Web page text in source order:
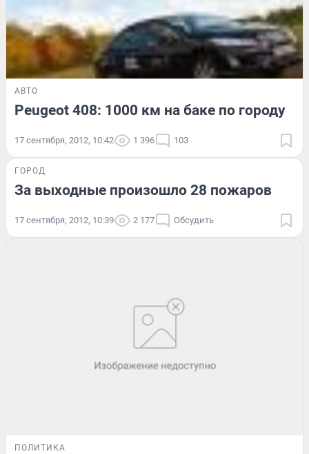
АВТО
Peugeot 408: 1000 км на баке по городу
17 сентября, 2012, 10:42 1 396 103
ГОРОД
За выходные произошло 28 пожаров
17 сентября, 2012, 10:39 2 177 Обсудить
ПОЛИТИКА